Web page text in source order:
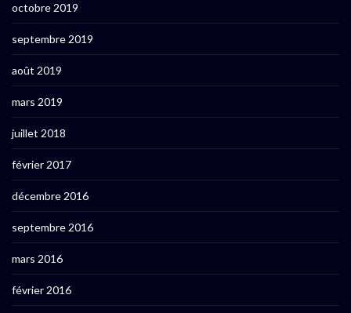
octobre 2019
septembre 2019
août 2019
mars 2019
juillet 2018
février 2017
décembre 2016
septembre 2016
mars 2016
février 2016